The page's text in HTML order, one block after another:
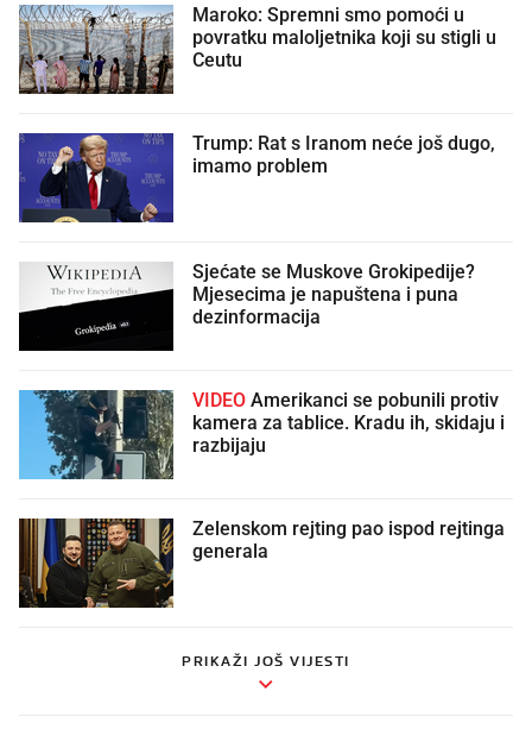
Maroko: Spremni smo pomoći u
povratku maloljetnika koji su stigli u
Ceutu
Trump: Rat s Iranom neće još dugo,
imamo problem
Sjećate se Muskove Grokipedije?
Mjesecima je napuštena i puna
dezinformacija
VIDEO
kamera za tablice. Kradu ih, skidaju i
razbijaju
Zelenskom rejting pao ispod rejtinga
generala
PRIKAŽI JOŠ VIJESTI